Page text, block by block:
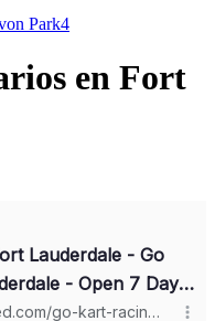
Park4
en Fort